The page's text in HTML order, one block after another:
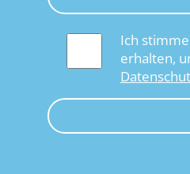
Ich
erhalten,